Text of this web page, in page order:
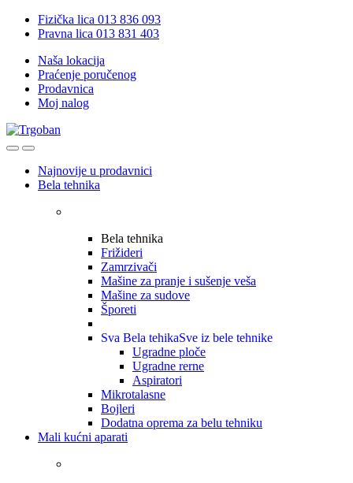
Skip
Skip
Fizička lica 013 836 093
Pravna lica 013 831 403
Naša lokacija
Praćenje poručenog
Prodavnica
Moj nalog
OpenClose
Najnovije u prodavnici
Bela tehnika
Bela tehnika
Frižideri
Zamrzivači
Mašine za pranje i sušenje veša
Mašine za sudove
Šporeti
Sva Bela tehikaSve iz bele tehnike
Ugradne ploče
Ugradne rerne
Aspiratori
Mikrotalasne
Bojleri
Dodatna oprema za belu tehniku
Mali kućni aparati